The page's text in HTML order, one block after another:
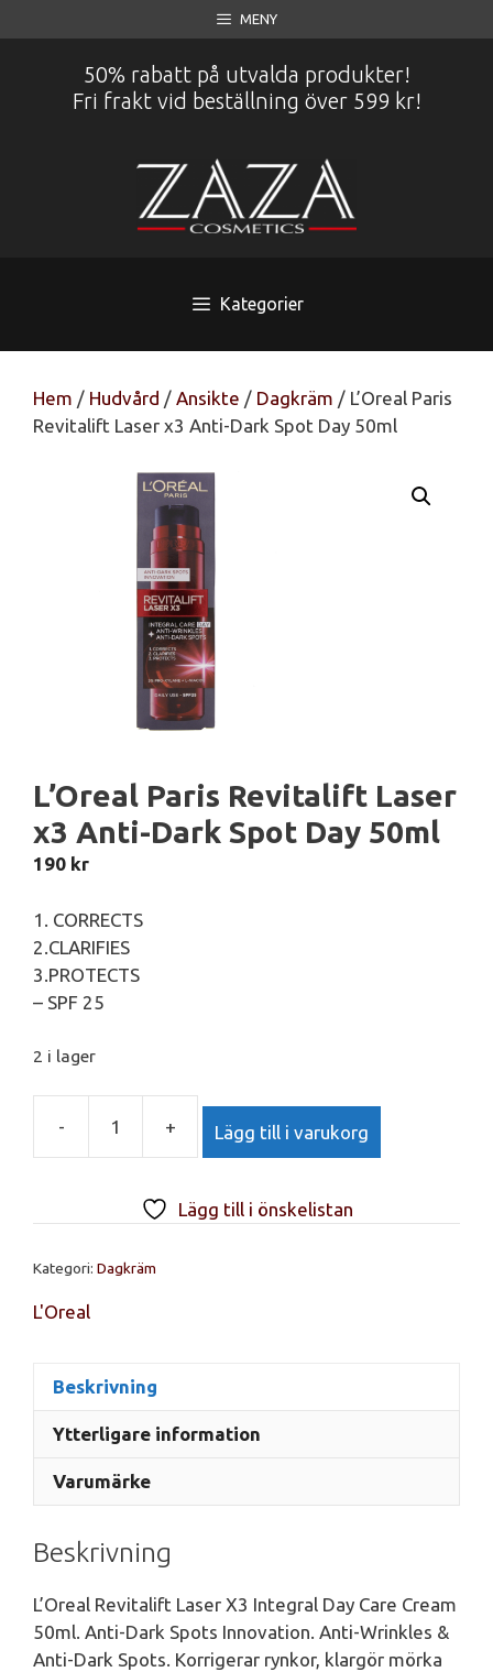
till
MENY
50% rabatt på utvalda produkter!
Fri frakt vid beställning över 599 kr!
Kategorier
Hem / Hudvård / Ansikte / Dagkräm / L’Oreal Paris
Revitalift Laser x3 Anti-Dark Spot Day 50ml
L’Oreal Paris Revitalift Laser
x3 Anti-Dark Spot Day 50ml
190 kr
1. CORRECTS
2.CLARIFIES
3.PROTECTS
– SPF 25
2 i lager
-
L'Oreal
Laser
mängd
+ Lägg till i varukorg
Lägg till i önskelistan
Kategori: Dagkräm
L'Oreal
Beskrivning
Ytterligare information
Varumärke
Beskrivning
L’Oreal Revitalift Laser X3 Integral Day Care Cream
50ml. Anti-Dark Spots Innovation. Anti-Wrinkles &
Anti-Dark Spots. Korrigerar rynkor, klargör mörka